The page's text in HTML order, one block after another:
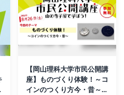
【岡山理科大学市民公開講
座】ものづくり体験！～コ
インのつくり方今・昔～｜